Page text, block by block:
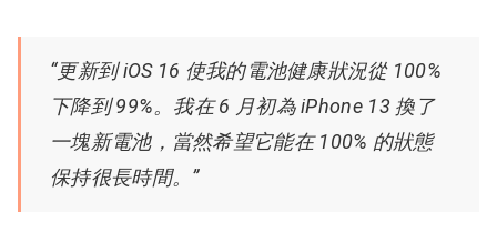
“更新到 iOS 16 使我的電池健康狀況從 100%
下降到 99%。我在 6 月初為 iPhone 13 換了
一塊新電池，當然希望它能在 100% 的狀態
保持很長時間。”